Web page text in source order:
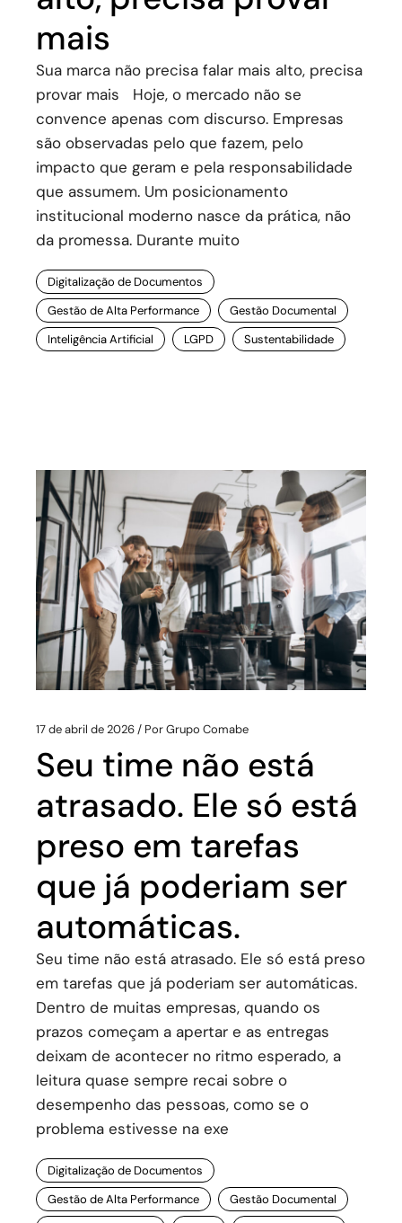
mais
Sua marca não precisa falar mais alto, precisa
provar mais Hoje, o mercado não se
convence apenas com discurso. Empresas
são observadas pelo que fazem, pelo
impacto que geram e pela responsabilidade
que assumem. Um posicionamento
institucional moderno nasce da prática, não
da promessa. Durante muito
Digitalização de Documentos
Gestão de Alta Performance
Gestão Documental
Inteligência Artificial
LGPD Sustentabilidade
17 de abril de 2026 PorGrupo Comabe
Seu time não está
atrasado. Ele só está
preso em tarefas
que já poderiam ser
automáticas.
Seu time não está atrasado. Ele só está preso
em tarefas que já poderiam ser automáticas.
Dentro de muitas empresas, quando os
prazos começam a apertar e as entregas
deixam de acontecer no ritmo esperado, a
leitura quase sempre recai sobre o
desempenho das pessoas, como se o
problema estivesse na exe
Digitalização de Documentos
Gestão de Alta Performance
Gestão Documental